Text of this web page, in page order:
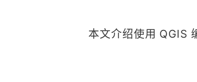
本文介绍使用 QGIS